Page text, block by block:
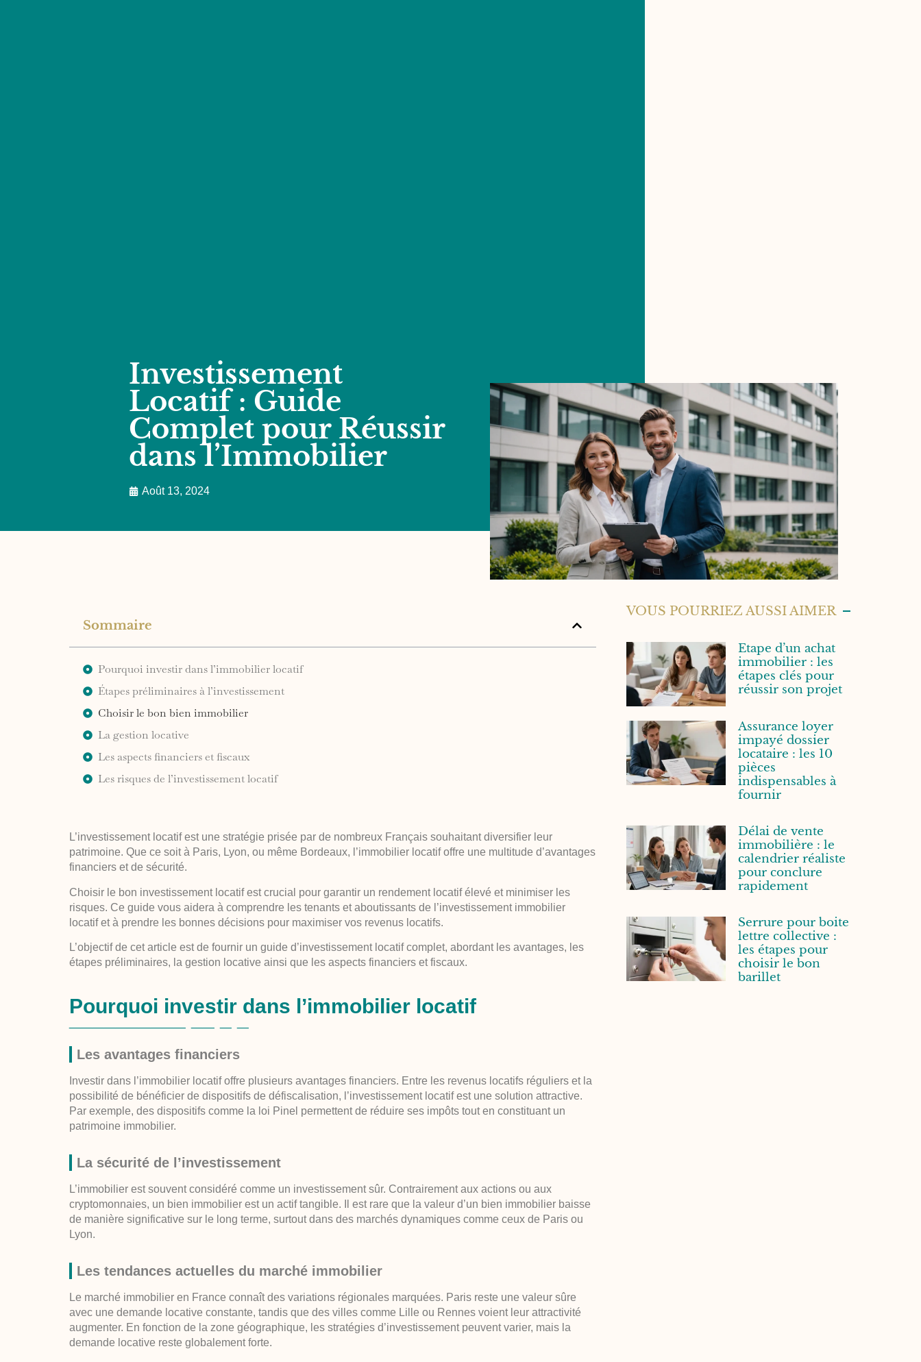
Investissement
Locatif : Guide
Complet pour Réussir
dans l’Immobilier
Août 13, 2024
Sommaire
Pourquoi investir dans l’immobilier locatif
Étapes préliminaires à l’investissement
Choisir le bon bien immobilier
La gestion locative
Les aspects financiers et fiscaux
Les risques de l’investissement locatif
L’investissement locatif est une stratégie prisée par de nombreux Français souhaitant diversifier leur
patrimoine. Que ce soit à Paris, Lyon, ou même Bordeaux, l’immobilier locatif offre une multitude d’avantages
financiers et de sécurité.
Choisir le bon investissement locatif est crucial pour garantir un rendement locatif élevé et minimiser les
risques. Ce guide vous aidera à comprendre les tenants et aboutissants de l’investissement immobilier
locatif et à prendre les bonnes décisions pour maximiser vos revenus locatifs.
L’objectif de cet article est de fournir un guide d’investissement locatif complet, abordant les avantages, les
étapes préliminaires, la gestion locative ainsi que les aspects financiers et fiscaux.
Pourquoi investir dans l’immobilier locatif
Les avantages financiers
Investir dans l’immobilier locatif offre plusieurs avantages financiers. Entre les revenus locatifs réguliers et la
possibilité de bénéficier de dispositifs de défiscalisation, l’investissement locatif est une solution attractive.
Par exemple, des dispositifs comme la loi Pinel permettent de réduire ses impôts tout en constituant un
patrimoine immobilier.
La sécurité de l’investissement
L’immobilier est souvent considéré comme un investissement sûr. Contrairement aux actions ou aux
cryptomonnaies, un bien immobilier est un actif tangible. Il est rare que la valeur d’un bien immobilier baisse
de manière significative sur le long terme, surtout dans des marchés dynamiques comme ceux de Paris ou
Lyon.
Les tendances actuelles du marché immobilier
Le marché immobilier en France connaît des variations régionales marquées. Paris reste une valeur sûre
avec une demande locative constante, tandis que des villes comme Lille ou Rennes voient leur attractivité
augmenter. En fonction de la zone géographique, les stratégies d’investissement peuvent varier, mais la
demande locative reste globalement forte.
VOUS POURRIEZ AUSSI AIMER
Etape d’un achat
immobilier : les
étapes clés pour
réussir son projet
Assurance loyer
impayé dossier
locataire : les 10
pièces
indispensables à
fournir
Délai de vente
immobilière : le
calendrier réaliste
pour conclure
rapidement
Serrure pour boite
lettre collective :
les étapes pour
choisir le bon
barillet